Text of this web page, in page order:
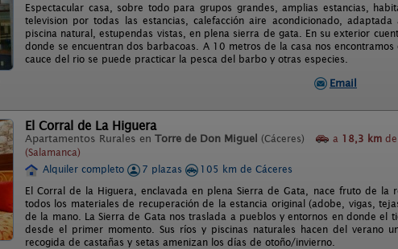
Espectacular casa, sobre todo para grupos grandes, amplias estancias,
television por todas las estancias, calefacción aire acondicionado,
piscina natural, estupendas vistas, en plena sierra de gata. En su exterior
donde se encuentran dos barbacoas. A 10 metros de la casa nos
cauce del rio se puede practicar la pesca del barbo y otras especies.
Email
El Corral de La Higuera
Apartamentos Rurales en Torre de Don Miguel (Cáceres) a 18,3 km
(Salamanca)
Alquiler completo 7 plazas
105 km de Cáceres
El Corral de la Higuera, enclavada en plena Sierra de Gata, nace fruto de la
todos los materiales de recuperación de la estancia original (adobe, vigas,
de la mano. La Sierra de Gata nos traslada a pueblos y entornos en donde el
desde el primer momento. Sus ríos y piscinas naturales hacen del verano
recogida de castañas y setas amenizan los días de otoño/invierno.